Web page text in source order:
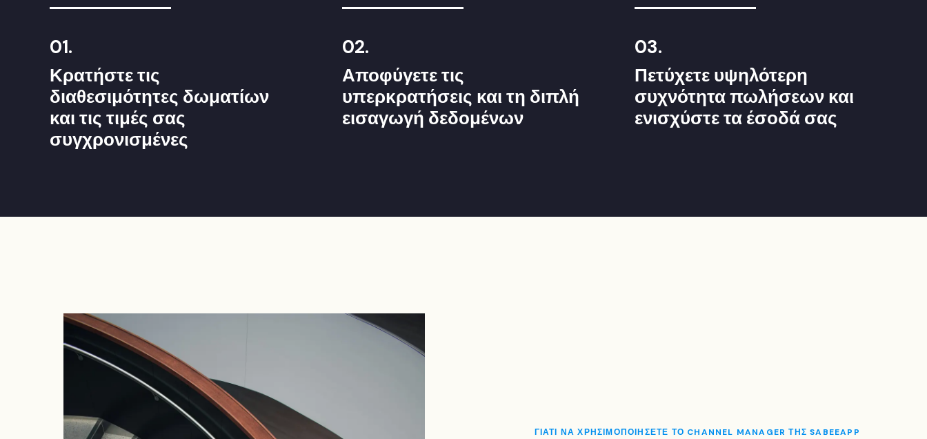
01.
Κρατήστε τις
διαθεσιμότητες δωματίων
και τις τιμές σας
συγχρονισμένες
02.
Αποφύγετε τις
υπερκρατήσεις και τη διπλή
εισαγωγή δεδομένων
03.
Πετύχετε υψηλότερη
συχνότητα πωλήσεων και
ενισχύστε τα έσοδά σας
ΓΙΑΤΙ ΝΑ ΧΡΗΣΙΜΟΠΟΙΗΣΕΤΕ ΤΟ CHANNEL MANAGER ΤΗΣ SABEEAPP